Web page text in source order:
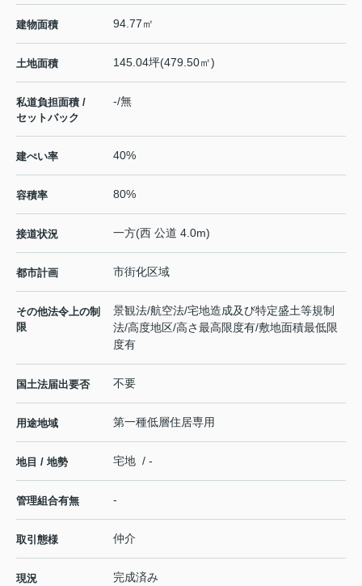
建物面積 94.77㎡
土地面積 145.04坪(479.50㎡)
私道負担面積 /
セットバック
-/無
建ぺい率 40%
容積率 80%
接道状況 一方(西 公道 4.0m)
都市計画 市街化区域
その他法令上の制
限
景観法/航空法/宅地造成及び特定盛土等規制
法/高度地区/高さ最高限度有/敷地面積最低限
度有
国土法届出要否 不要
用途地域 第一種低層住居専用
地目 / 地勢 宅地 / -
管理組合有無 -
取引態様 仲介
現況 完成済み